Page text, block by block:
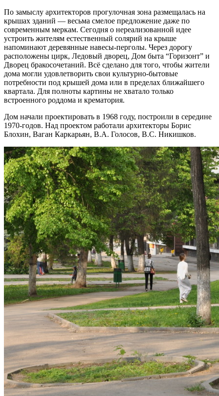
По замыслу архитекторов прогулочная зона размещалась на
крышах зданий — весьма смелое предложение даже по
современным меркам. Сегодня о нереализованной идее
устроить жителям естественный солярий на крыше
напоминают деревянные навесы-перголы. Через дорогу
расположены цирк, Ледовый дворец, Дом быта “Горизонт” и
Дворец бракосочетаний. Всё сделано для того, чтобы жители
дома могли удовлетворить свои культурно-бытовые
потребности под крышей дома или в пределах ближайшего
квартала. Для полноты картины не хватало только
встроенного роддома и крематория.
Дом начали проектировать в 1968 году, построили в середине
1970-годов. Над проектом работали архитекторы Борис
Блохин, Ваган Каркарьян, В.А. Голосов, В.С. Никишков.